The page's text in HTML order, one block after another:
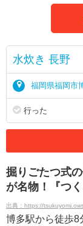
水炊き 長野
福岡県福岡市
行った
掘りごたつ式
が名物！『つく
出典：https://
博多駅から徒歩8